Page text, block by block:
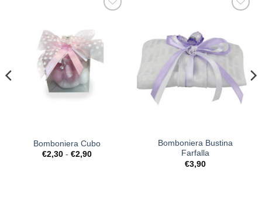
Bomboniera Cubo
€2,30 - €2,90Fascia
Bomboniera Bustina
Farfalla
€3,90